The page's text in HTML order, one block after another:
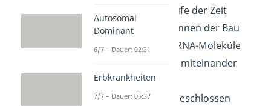
sehr langsam im Laufe der Zeit
verändert. Daher können der Bau
und die Größe der rRNA-Moleküle
verschiedener Arten miteinander
verglichen und auf
Verwandtschaften
geschlossen
Autosomal
Dominant
6/7 – Dauer: 02:31
Erbkrankheiten
7/7 – Dauer: 05:37